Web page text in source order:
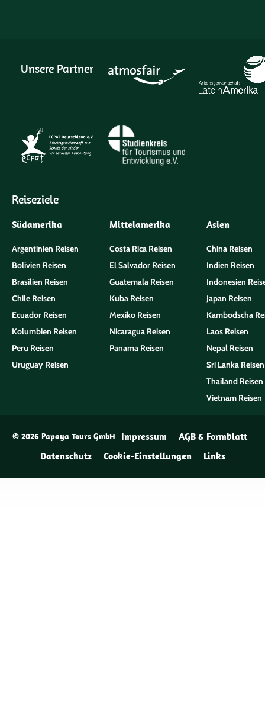
Unsere Partner
Reiseziele
Südamerika
Argentinien Reisen
Bolivien Reisen
Brasilien Reisen
Chile Reisen
Ecuador Reisen
Kolumbien Reisen
Peru Reisen
Uruguay Reisen
Mittelamerika
Costa Rica Reisen
El Salvador Reisen
Guatemala Reisen
Kuba Reisen
Mexiko Reisen
Nicaragua Reisen
Panama Reisen
Asien
China Reisen
Indien Reisen
Indonesien
Japan Reisen
Kambodscha
Laos Reisen
Nepal Reisen
Sri Lanka Reisen
Thailand Reisen
Vietnam Reisen
© 2026 Papaya Tours GmbH Impressum
AGB & Formblatt
Datenschutz
Cookie-Einstellungen Links